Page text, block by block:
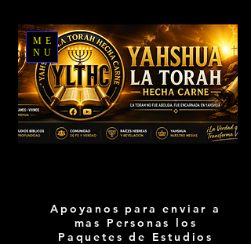
Apoyanos para enviar a
mas Personas los
Paquetes de Estudios
ME
NU